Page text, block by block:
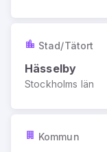
Stad/Tätort
Hässelby
Stockholms län
Kommun